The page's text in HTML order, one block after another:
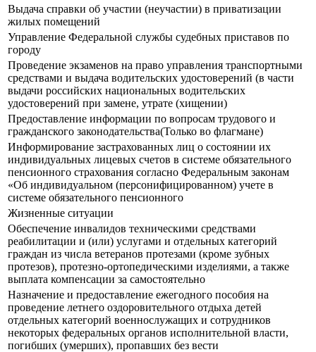
Выдача справки об участии (неучастии) в приватизации
жилых помещений
Управление Федеральной службы судебных приставов по
городу
Прoведение экзаменов на право управления транспортными
средствами и выдача водительских удостоверений (в части
выдачи российских национальных водительских
удостоверений при замене, утрате (хищении)
Предоставление информации по вопросам трудового и
гражданского законодательства(Только во флагмане)
Информирование застрахованных лиц о состоянии их
индивидуальных лицевых счетов в системе обязательного
пенсионного страхования согласно Федеральным законам
«Об индивидуальном (персонифицированном) учете в
системе обязательного пенсионного
Жизненные ситуации
Обеспечение инвалидов техническими средствами
реабилитации и (или) услугами и отдельных категорий
граждан из числа ветеранов протезами (кроме зубных
протезов), протезно-ортопедическими изделиями, а также
выплата компенсации за самостоятельно
Назначение и предоставление ежегодного пособия на
проведение летнего оздоровительного отдыха детей
отдельных категорий военнослужащих и сотрудников
некоторых федеральных органов исполнительной власти,
погибших (умерших), пропавших без вести